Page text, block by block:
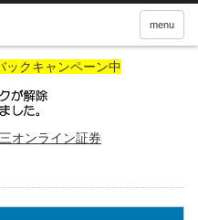
menu
ックキャンペーン中
オンライン証券